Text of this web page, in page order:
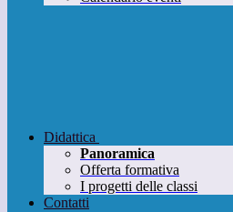
Didattica
Panoramica
Offerta formativa
I progetti delle classi
Contatti